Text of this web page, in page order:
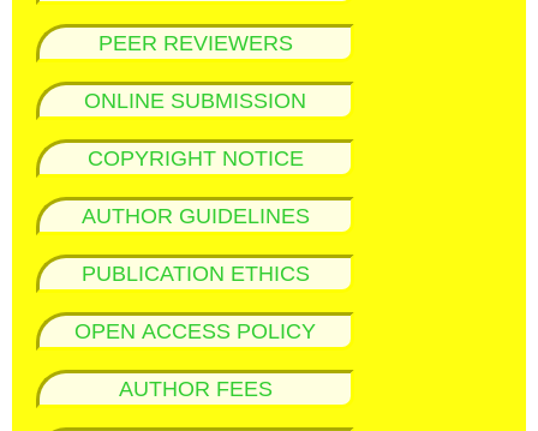
PEER REVIEWERS
ONLINE SUBMISSION
COPYRIGHT NOTICE
AUTHOR GUIDELINES
PUBLICATION ETHICS
OPEN ACCESS POLICY
AUTHOR FEES